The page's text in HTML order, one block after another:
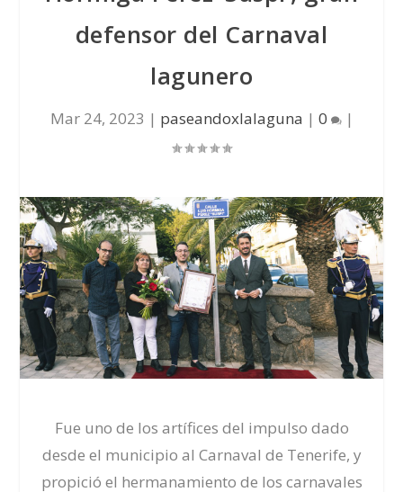
defensor del Carnaval
lagunero
Mar 24, 2023 | paseandoxlalaguna | 0 |
Fue uno de los artífices del impulso dado
desde el municipio al Carnaval de Tenerife, y
propició el hermanamiento de los carnavales